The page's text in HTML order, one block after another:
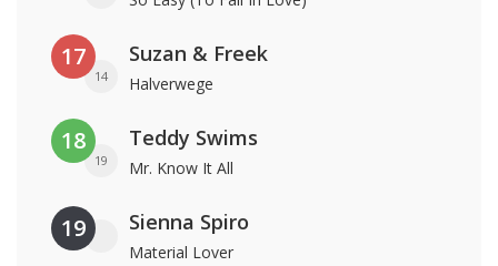
17
14
Suzan & Freek
Halverwege
18
19
Teddy Swims
Mr. Know It All
19 Sienna Spiro
Material Lover